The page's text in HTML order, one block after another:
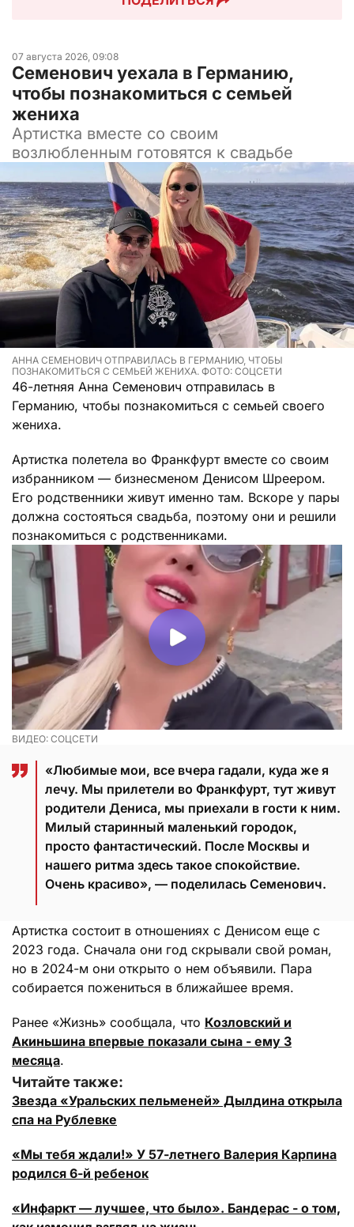
07 августа 2026, 09:08
Семенович уехала в Германию,
чтобы познакомиться с семьей
жениха
Артистка вместе со своим
возлюбленным готовятся к свадьбе
АННА СЕМЕНОВИЧ ОТПРАВИЛАСЬ В ГЕРМАНИЮ, ЧТОБЫ
ПОЗНАКОМИТЬСЯ С СЕМЬЕЙ ЖЕНИХА. ФОТО: СОЦСЕТИ
46-летняя Анна Семенович отправилась в
Германию, чтобы познакомиться с семьей своего
жениха.
Артистка полетела во Франкфурт вместе со своим
избранником — бизнесменом Денисом Шреером.
Его родственники живут именно там. Вскоре у пары
должна состояться свадьба, поэтому они и решили
познакомиться с родственниками.
ВИДЕО: СОЦСЕТИ
«Любимые мои, все вчера гадали, куда же я
лечу. Мы прилетели во Франкфурт, тут живут
родители Дениса, мы приехали в гости к ним.
Милый старинный маленький городок,
просто фантастический. После Москвы и
нашего ритма здесь такое спокойствие.
Очень красиво», — поделилась Семенович.
Артистка состоит в отношениях с Денисом еще с
2023 года. Сначала они год скрывали свой роман,
но в 2024-м они открыто о нем объявили. Пара
собирается пожениться в ближайшее время.
Ранее «Жизнь» сообщала, что Козловский и
Акиньшина впервые показали сына - ему 3
месяца.
Читайте также:
Звезда «Уральских пельменей» Дылдина открыла
спа на Рублевке
«Мы тебя ждали!» У 57-летнего Валерия Карпина
родился 6-й ребенок
«Инфаркт — лучшее, что было». Бандерас - о том,